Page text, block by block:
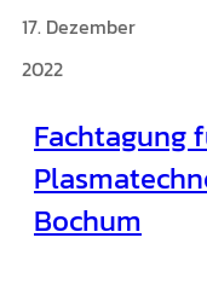
17. Dezember
2022
Fachtagung
Bochum